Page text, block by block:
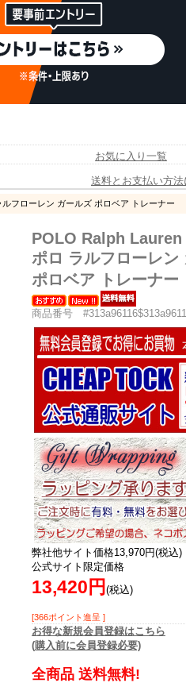
お気に入り一覧
送料とお支払い方法
ルフローレン ガールズ ポロベア トレーナー
POLO Ralph
ポロ ラルフローレン
ポロベア トレーナー
商品番号
弊社他サイト価格13,970円(税込)
公式サイト限定価格
13,420円 (税込)
[366ポイント進呈 ]
お得な新規会員登録はこちら
(購入前に会員登録必要)
全商品 送料無料!